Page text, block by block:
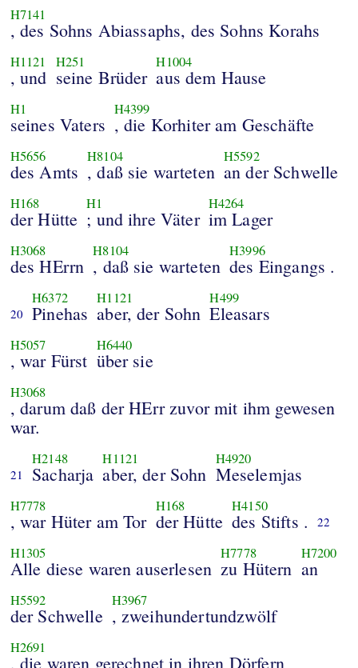
H7141
, des Sohns Abiassaphs, des Sohns Korahs
H1121
, und
H251
seine Brüder
H1004
aus dem Hause
H1
seines Vaters
H4399
, die Korhiter am Geschäfte
H5656
des Amts
H8104
, daß sie warteten
H5592
an der Schwelle
H168
der Hütte
H1
; und ihre Väter
H4264
im Lager
H3068
des HErrn
H8104
, daß sie warteten
H3996
des Eingangs .
20
H6372
Pinehas
H1121
aber, der Sohn
H499
Eleasars
H5057
, war Fürst
H6440
über sie
H3068
, darum daß der HErr zuvor mit ihm gewesen
war.
21
H2148
Sacharja
H1121
aber, der Sohn
H4920
Meselemjas
H7778
, war Hüter am Tor
H168
der Hütte
H4150
des Stifts . 22
H1305
Alle diese waren auserlesen
H7778
zu Hütern
H7200
an
H5592
der Schwelle
H3967
, zweihundertundzwölf
H2691
, die waren gerechnet in ihren Dörfern